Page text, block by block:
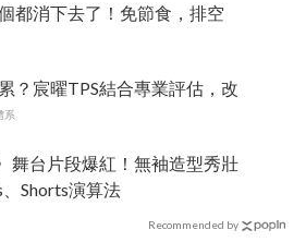
都消下去了！免節食，排空
？宸曜TPS結合專業評估，改
系
舞台片段爆紅！無袖造型秀壯
Shorts演算法
Recommended by